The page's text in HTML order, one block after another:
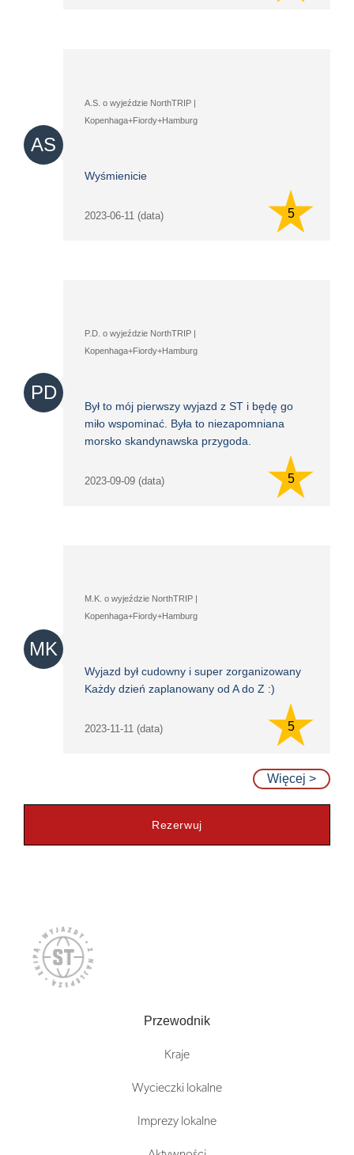
AS
A.S. o wyjeździe NorthTRIP |
Kopenhaga+Fiordy+Hamburg
Wyśmienicie
2023-06-11 (data) 5
PD
P.D. o wyjeździe NorthTRIP |
Kopenhaga+Fiordy+Hamburg
Był to mój pierwszy wyjazd z ST i będę go
miło wspominać. Była to niezapomniana
morsko skandynawska przygoda.
2023-09-09 (data) 5
MK
M.K. o wyjeździe NorthTRIP |
Kopenhaga+Fiordy+Hamburg
Wyjazd był cudowny i super zorganizowany
Każdy dzień zaplanowany od A do Z :)
2023-11-11 (data) 5
Więcej >
Rezerwuj
Przewodnik
Kraje
Wycieczki lokalne
Imprezy lokalne